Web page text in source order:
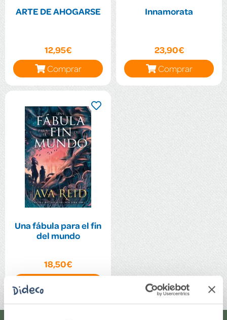
ARTE DE AHOGARSE
12,95€
Comprar
Innamorata
23,90€
Comprar
Una fábula para el fin
del mundo
18,50€